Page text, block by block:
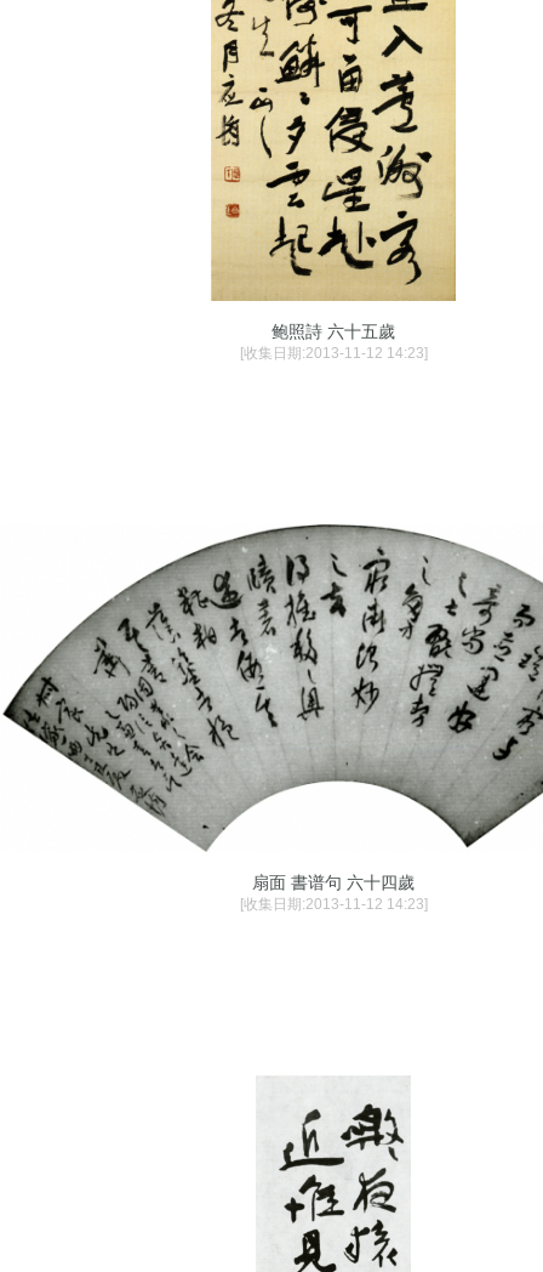
鲍照詩 六十五歲
[收集日期:2013-11-12 14:23]
扇面 書谱句 六十四歲
[收集日期:2013-11-12 14:23]